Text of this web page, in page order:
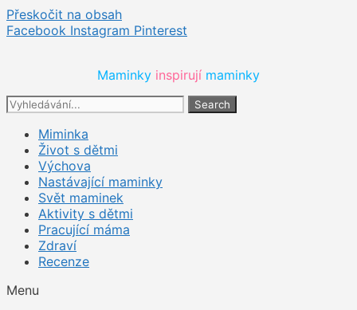
Přeskočit na obsah
Facebook Instagram Pinterest
Maminky inspirují maminky
Search
Miminka
Život s dětmi
Výchova
Nastávající maminky
Svět maminek
Aktivity s dětmi
Pracující máma
Zdraví
Recenze
Menu